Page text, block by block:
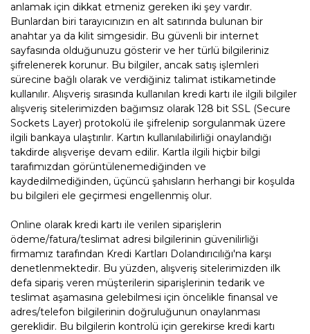
anlamak için dikkat etmeniz gereken iki şey vardır.
Bunlardan biri tarayıcınızın en alt satırında bulunan bir
anahtar ya da kilit simgesidir. Bu güvenli bir internet
sayfasında olduğunuzu gösterir ve her türlü bilgileriniz
şifrelenerek korunur. Bu bilgiler, ancak satış işlemleri
sürecine bağlı olarak ve verdiğiniz talimat istikametinde
kullanılır. Alışveriş sırasında kullanılan kredi kartı ile ilgili bilgiler
alışveriş sitelerimizden bağımsız olarak 128 bit SSL (Secure
Sockets Layer) protokolü ile şifrelenip sorgulanmak üzere
ilgili bankaya ulaştırılır. Kartın kullanılabilirliği onaylandığı
takdirde alışverişe devam edilir. Kartla ilgili hiçbir bilgi
tarafımızdan görüntülenemediğinden ve
kaydedilmediğinden, üçüncü şahısların herhangi bir koşulda
bu bilgileri ele geçirmesi engellenmiş olur.
Online olarak kredi kartı ile verilen siparişlerin
ödeme/fatura/teslimat adresi bilgilerinin güvenilirliği
firmamız tarafından Kredi Kartları Dolandırıcılığı'na karşı
denetlenmektedir. Bu yüzden, alışveriş sitelerimizden ilk
defa sipariş veren müşterilerin siparişlerinin tedarik ve
teslimat aşamasına gelebilmesi için öncelikle finansal ve
adres/telefon bilgilerinin doğruluğunun onaylanması
gereklidir. Bu bilgilerin kontrolü için gerekirse kredi kartı